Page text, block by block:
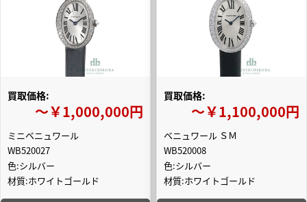
買取価格:
〜￥1,000,000円
ミニベニュワール
WB520027
色:シルバー
材質:ホワイトゴールド
買取価格:
〜￥1,100,000円
ベニュワール ＳＭ
WB520008
色:シルバー
材質:ホワイトゴールド